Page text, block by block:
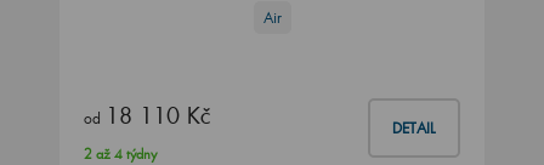
Air
od 18 110 Kč DETAIL
2 až 4 týdny